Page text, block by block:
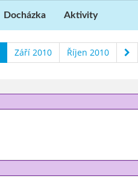
Docházka Aktivity
Září 2010 Říjen 2010